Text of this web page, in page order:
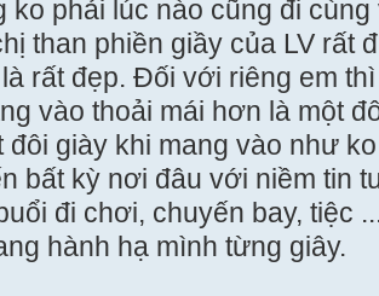
ko phải lúc nào cũng đi
than phiền giầy của LV rất
rất đẹp. Đối với riêng em
vào thoải mái hơn là một
đôi giày khi mang vào như
bất kỳ nơi đâu với niềm tin
đi chơi, chuyến bay, tiệc
hành hạ mình từng giây.